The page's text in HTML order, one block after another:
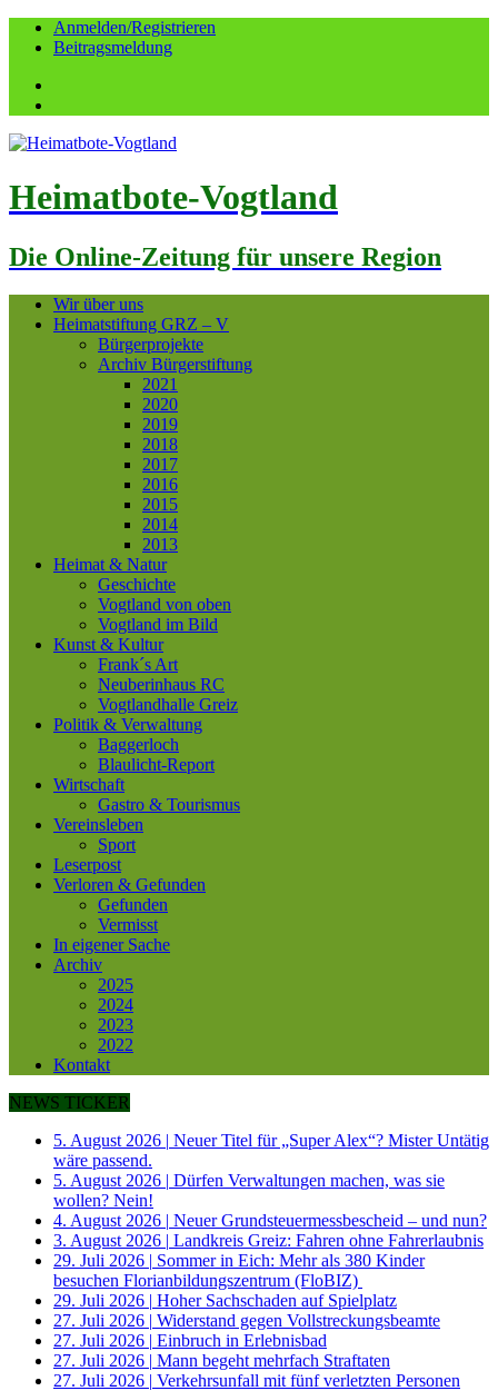
Anmelden/Registrieren
Beitragsmeldung
Heimatbote-Vogtland
Die Online-Zeitung für unsere Region
Wir über uns
Heimatstiftung GRZ – V
Bürgerprojekte
Archiv Bürgerstiftung
2021
2020
2019
2018
2017
2016
2015
2014
2013
Heimat & Natur
Geschichte
Vogtland von oben
Vogtland im Bild
Kunst & Kultur
Frank´s Art
Neuberinhaus RC
Vogtlandhalle Greiz
Politik & Verwaltung
Baggerloch
Blaulicht-Report
Wirtschaft
Gastro & Tourismus
Vereinsleben
Sport
Leserpost
Verloren & Gefunden
Gefunden
Vermisst
In eigener Sache
Archiv
2025
2024
2023
2022
Kontakt
NEWS TICKER
5. August 2026 | Neuer Titel für „Super Alex“? Mister Untätig
wäre passend.
5. August 2026 | Dürfen Verwaltungen machen, was sie
wollen? Nein!
4. August 2026 | Neuer Grundsteuermessbescheid – und nun?
3. August 2026 | Landkreis Greiz: Fahren ohne Fahrerlaubnis
29. Juli 2026 | Sommer in Eich: Mehr als 380 Kinder
besuchen Florianbildungszentrum (FloBIZ)
29. Juli 2026 | Hoher Sachschaden auf Spielplatz
27. Juli 2026 | Widerstand gegen Vollstreckungsbeamte
27. Juli 2026 | Einbruch in Erlebnisbad
27. Juli 2026 | Mann begeht mehrfach Straftaten
27. Juli 2026 | Verkehrsunfall mit fünf verletzten Personen